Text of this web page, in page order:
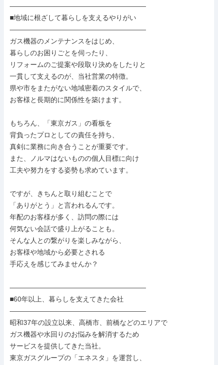
――――――――――――――――――――
■地域に根ざして暮らしを支えるやりがい
――――――――――――――――――――
ガス機器のメンテナンスをはじめ、
暮らしのお困りごとを伺ったり、
リフォームのご提案や段取り決めをしたりと
一貫して支えるのが、当社営業の特徴。
県や市をまたがない地域密着のスタイルで、
お客様と長期的に関係性を築けます。
もちろん、「東京ガス」の看板を
背負ったプロとしての責任を持ち、
真剣に業務に向き合うことが重要です。
また、ノルマはないものの個人目標に向け
工夫や努力をする姿勢も求めています。
ですが、きちんと取り組むことで
「ありがとう」と言われるんです。
年配のお客様が多く、訪問の際には
何気ない会話で盛り上がることも。
そんな人との繋がりを楽しみながら、
お客様や地域から必要とされる
手応えを感じてみませんか？
――――――――――――――――――――
■60年以上、暮らしを支えてきた会社
――――――――――――――――――――
昭和37年の設立以来、高橋市、前橋などのエリアで
ガス機器や水回りのお悩みを解消するため
サービスを提供してきた当社。
東京ガスグループの「エネスタ」を運営し、